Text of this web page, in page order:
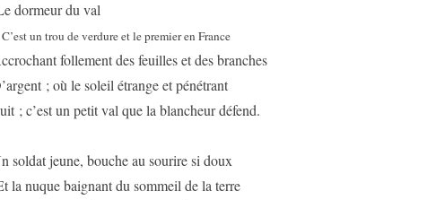
dormeur du val
C’est un trou de verdure et le premier en France
follement des feuilles et des branches
; où le soleil étrange et pénétrant
; c’est un petit val que la blancheur défend.
soldat jeune, bouche au sourire si doux
la nuque baignant du sommeil de la terre